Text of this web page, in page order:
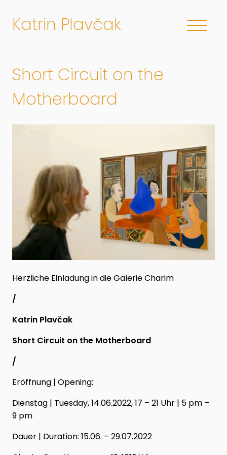
Katrin Plavčak
Short Circuit on the
Motherboard
Herzliche Einladung in die Galerie Charim
/
Katrin Plavčak
Short Circuit on the Motherboard
/
Eröffnung | Opening:
Dienstag | Tuesday, 14.06.2022, 17 – 21 Uhr | 5 pm –
9 pm
Dauer | Duration: 15.06. – 29.07.2022